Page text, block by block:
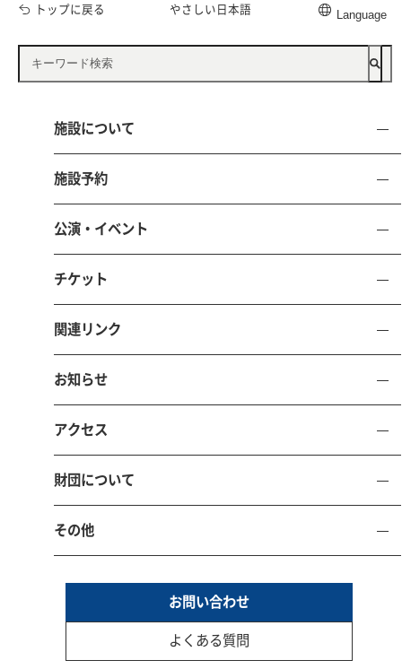
トップに戻る やさしい日本語 Language
施設について
施設予約
公演・イベント
チケット
関連リンク
お知らせ
アクセス
財団について
その他
お問い合わせ
よくある質問
Q. 弁当の手配がお願いできますか？
公益財団法人 鳥取県文化振興財団
とりぎん文化会館
電話 0857-21-8700 FAX 0857-21-8705
本サイトにおける掲載文章、写真、イラスト等の無断転載、無断使用は固くお断り
© 2025 Tottori Culture and Arts Foundation.